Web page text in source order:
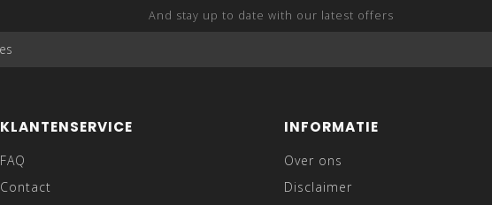
And stay up to date with our latest offers
KLANTENSERVICE
FAQ
Contact
INFORMATIE
Over ons
Disclaimer